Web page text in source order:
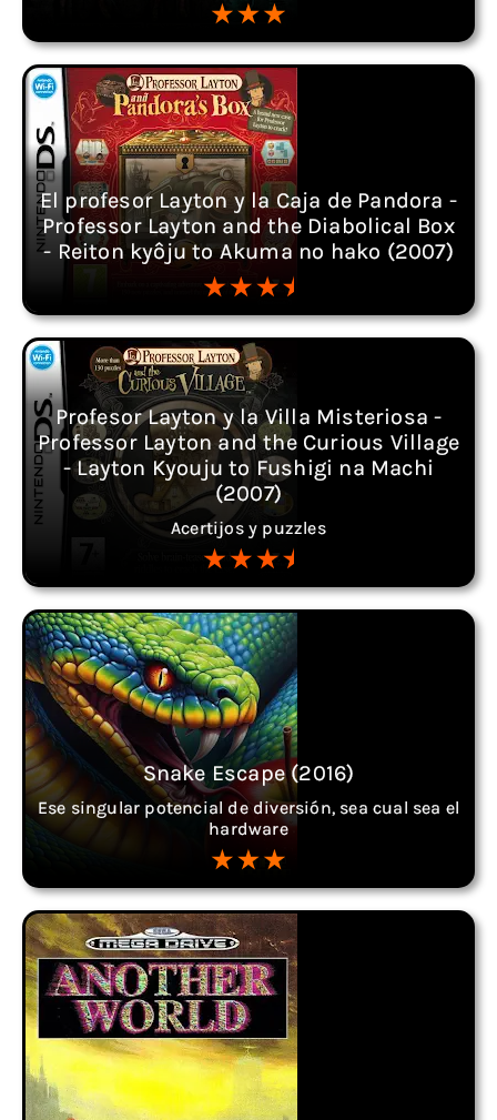
El profesor Layton y la Caja de Pandora -
Professor Layton and the Diabolical Box
- Reiton kyôju to Akuma no hako (2007)
Profesor Layton y la Villa Misteriosa -
Professor Layton and the Curious Village
- Layton Kyouju to Fushigi na Machi
(2007)
Acertijos y puzzles
Snake Escape (2016)
Ese singular potencial de diversión, sea cual sea el
hardware